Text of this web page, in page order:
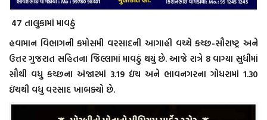
47 તાલુકામાં માવઠું
હવામાન વિભાગની કમોસમી વરસાદની આગાહી વચ્ચે કચ્છ-સૌરાષ્ટ્ર અને
ઉત્તર ગુજરાત સહિતના જિલ્લામાં માવઠું થયું છે. આજે રાત્રે 8 વાગ્યા સુધીમાં
સૌથી વધુ કચ્છના અંજારમાં 3.19 ઇંચ અને ભાવનગરના ગોધરામાં 1.30
ઇંચથી વધુ વરસાદ ખાબક્યો છે.